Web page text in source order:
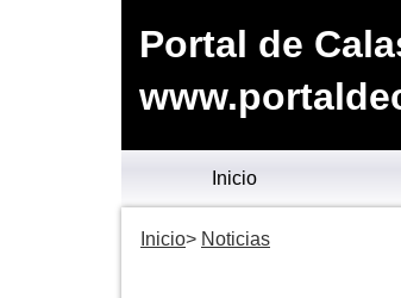
Portal de
Inicio
Inicio Noticias